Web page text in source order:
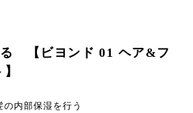
【ビヨンド 01 ヘア&フ
内部保湿を行う